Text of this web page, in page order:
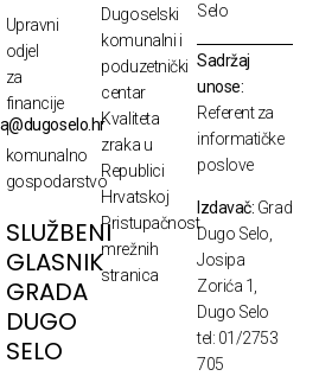
Upravni
odjel
za
financije
i
komunalno
gospodarstvo
SLUŽBENI
GLASNIK
GRADA
DUGO
SELO
Dugoselski
komunalni i
poduzetnički
centar
Kvaliteta
zraka u
Republici
Hrvatskoj
Pristupačnost
mrežnih
stranica
Selo
Sadržaj
unose:
Referent za
informatičke
poslove
Izdavač: Grad
Dugo Selo,
Josipa
Zorića 1,
Dugo Selo
tel: 01/2753
705